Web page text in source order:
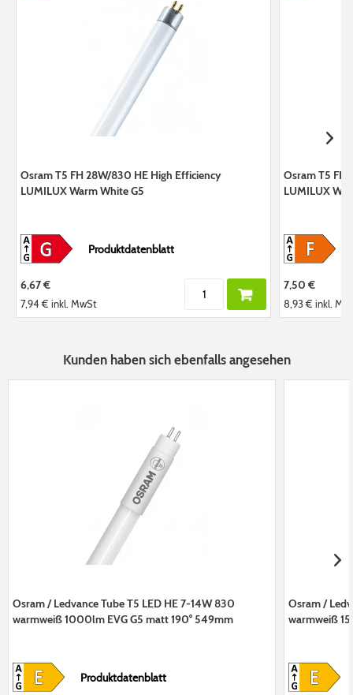
Osram T5 FH 28W/830 HE High Efficiency
LUMILUX Warm White G5
Produktdatenblatt
6,67 €
7,94 € inkl. MwSt
Osram T5 FH
LUMILUX
7,50 €
8,93 €inkl.
Kunden haben sich ebenfalls angesehen
Osram / Ledvance Tube T5 LED HE 7-14W 830
warmweiß 1000lm EVG G5 matt 190° 549mm
Produktdatenblatt
Osram /
warmweiß